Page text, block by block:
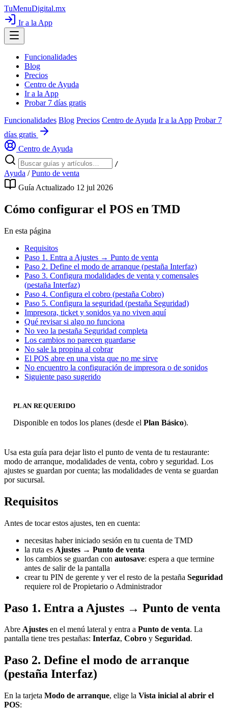
TuMenuDigital.mx
Ir a la App
Funcionalidades
Blog
Precios
Centro de Ayuda
Ir a la App
Probar 7 días gratis
Funcionalidades Blog Precios Centro de Ayuda Ir a la App Probar 7
días gratis
Centro de Ayuda
/
Ayuda / Punto de venta
Guía Actualizado 12 jul 2026
Cómo configurar el POS en TMD
En esta página
Requisitos
Paso 1. Entra a Ajustes → Punto de venta
Paso 2. Define el modo de arranque (pestaña Interfaz)
Paso 3. Configura modalidades de venta y comensales
(pestaña Interfaz)
Paso 4. Configura el cobro (pestaña Cobro)
Paso 5. Configura la seguridad (pestaña Seguridad)
Impresora, ticket y sonidos ya no viven aquí
Qué revisar si algo no funciona
No veo la pestaña Seguridad completa
Los cambios no parecen guardarse
No sale la propina al cobrar
El POS abre en una vista que no me sirve
No encuentro la configuración de impresora o de sonidos
Siguiente paso sugerido
PLAN REQUERIDO
Disponible en todos los planes (desde el Plan Básico).
Usa esta guía para dejar listo el punto de venta de tu restaurante:
modo de arranque, modalidades de venta, cobro y seguridad. Los
ajustes se guardan por cuenta; las modalidades de venta se guardan
por sucursal.
Requisitos
Antes de tocar estos ajustes, ten en cuenta:
necesitas haber iniciado sesión en tu cuenta de TMD
la ruta es Ajustes → Punto de venta
los cambios se guardan con autosave: espera a que termine
antes de salir de la pantalla
crear tu PIN de gerente y ver el resto de la pestaña Seguridad
requiere rol de Propietario o Administrador
Paso 1. Entra a Ajustes → Punto de venta
Abre Ajustes en el menú lateral y entra a Punto de venta. La
pantalla tiene tres pestañas: Interfaz, Cobro y Seguridad.
Paso 2. Define el modo de arranque
(pestaña Interfaz)
En la tarjeta Modo de arranque, elige la Vista inicial al abrir el
POS: